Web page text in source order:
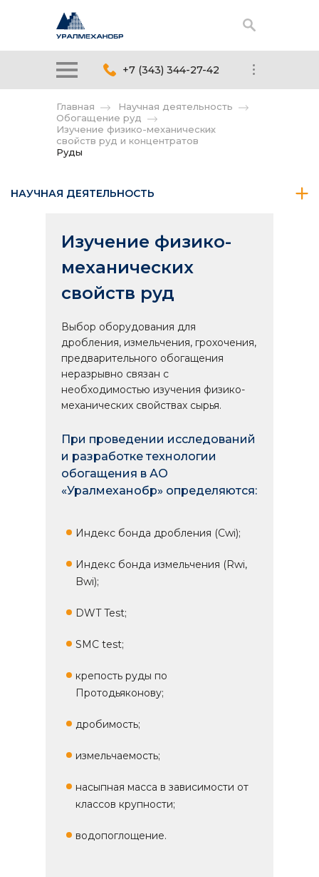
+7 (343) 344-27-42
Главная
Научная деятельность
Обогащение руд
Изучение физико-механических
свойств руд и концентратов
Руды
НАУЧНАЯ ДЕЯТЕЛЬНОСТЬ
Изучение физико-
механических
свойств руд
Выбор оборудования для
дробления, измельчения, грохочения,
предварительного обогащения
неразрывно связан с
необходимостью изучения физико-
механических свойствах сырья.
При проведении исследований
и разработке технологии
обогащения в АО
«Уралмеханобр» определяются:
Индекс бонда дробления (Cwi);
Индекс бонда измельчения (Rwi,
Bwi);
DWT Test;
SMC test;
крепость руды по
Протодьяконову;
дробимость;
измельчаемость;
насыпная масса в зависимости от
классов крупности;
водопоглощение.